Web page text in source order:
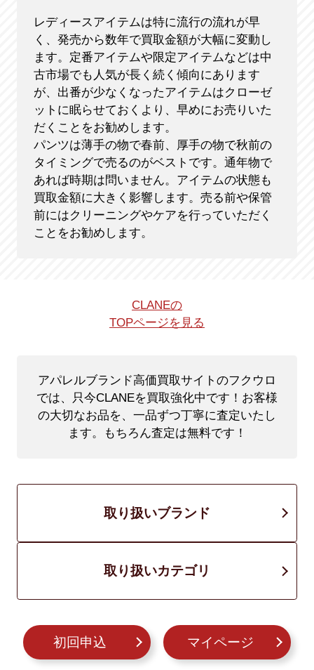
レディースアイテムは特に流行の流れが早
く、発売から数年で買取金額が大幅に変動し
ます。定番アイテムや限定アイテムなどは中
古市場でも人気が長く続く傾向にあります
が、出番が少なくなったアイテムはクローゼ
ットに眠らせておくより、早めにお売りいた
だくことをお勧めします。
パンツは薄手の物で春前、厚手の物で秋前の
タイミングで売るのがベストです。通年物で
あれば時期は問いません。アイテムの状態も
買取金額に大きく影響します。売る前や保管
前にはクリーニングやケアを行っていただく
ことをお勧めします。
CLANEの
TOPページを見る
アパレルブランド高価買取サイトのフクウロ
では、只今CLANEを買取強化中です！ お客様
の大切なお品を、一品ずつ丁寧に査定いたし
ます。もちろん査定は無料です！
取り扱いブランド
取り扱いカテゴリ
初回申込 マイページ